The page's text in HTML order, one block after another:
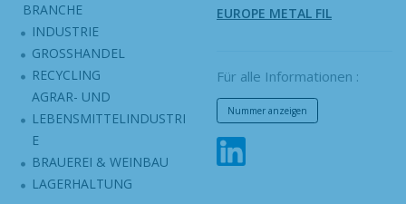
BRANCHE
INDUSTRIE
GROSSHANDEL
RECYCLING
AGRAR- UND
LEBENSMITTELINDUSTRI
E
BRAUEREI & WEINBAU
LAGERHALTUNG
EUROPE METAL FIL
Für alle Informationen :
Nummer anzeigen